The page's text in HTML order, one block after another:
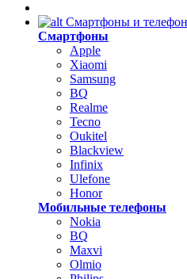
Смартфоны и
Смартфоны
Apple
Xiaomi
Samsung
BQ
Realme
Tecno
Oukitel
Blackview
Infinix
Ulefone
Honor
Мобильные телефоны
Nokia
BQ
Maxvi
Olmio